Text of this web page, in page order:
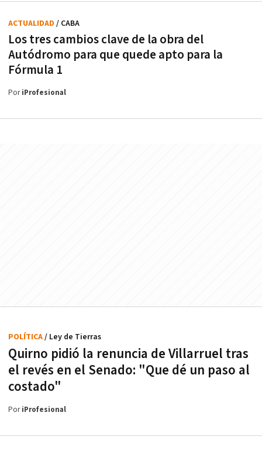
Los tres cambios clave de la obra del
Autódromo para que quede apto para la
Fórmula 1
ACTUALIDAD / CABA
PoriProfesional
Quirno pidió la renuncia de Villarruel tras
el revés en el Senado: "Que dé un paso al
costado"
POLÍTICA/ Ley de Tierras
PoriProfesional